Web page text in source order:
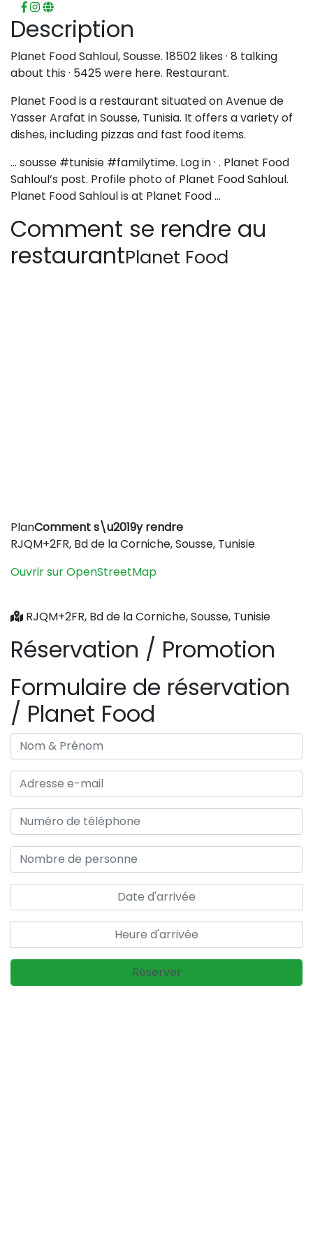
Description
Planet Food Sahloul, Sousse. 18502 likes · 8 talking
about this · 5425 were here. Restaurant.
Planet Food is a restaurant situated on Avenue de
Yasser Arafat in Sousse, Tunisia. It offers a variety of
dishes, including pizzas and fast food items.
… sousse #tunisie #familytime. Log in · . Planet Food
Sahloul’s post. Profile photo of Planet Food Sahloul.
Planet Food Sahloul is at Planet Food …
Comment se rendre au
restaurantPlanet Food
+
PlanComment s\u2019y rendre
RJQM+2FR, Bd de la Corniche, Sousse, Tunisie
Ouvrir sur OpenStreetMap
RJQM+2FR, Bd de la Corniche, Sousse, Tunisie
Réservation / Promotion
Formulaire de réservation
/ Planet Food